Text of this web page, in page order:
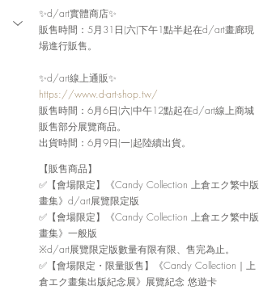
✨d/art實體商店✨
販售時間：5月31日(六)下午1點半起在d/art畫廊現
場進行販售。
✨d/art線上通販✨
https://www.d-art-shop.tw/
販售時間：6月6日(六)中午12點起在d/art線上商城
販售部分展覽商品。
出貨時間：6月9日(一)起陸續出貨。
【販售商品】
✅【會場限定】《Candy Collection 上倉エク繁中版
畫集》d/art展覽限定版
✅【會場限定】《Candy Collection 上倉エク繁中版
畫集》一般版
※d/art展覽限定版數量有限有限、售完為止。
✅【會場限定・限量販售】《Candy Collection｜上
倉エク畫集出版紀念展》展覽紀念 悠遊卡